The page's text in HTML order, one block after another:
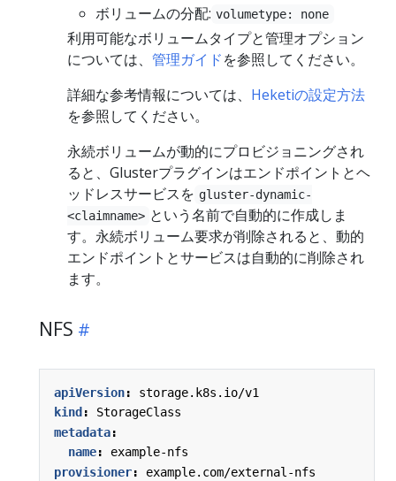
ボリュームの分配: volumetype: none
利用可能なボリュームタイプと管理オプション
については、 管理ガイドを参照してください。
詳細な参考情報については、 Heketiの設定方法
を参照してください。
永続ボリュームが動的にプロビジョニングされ
ると、Glusterプラグインはエンドポイントとヘ
ッドレスサービスを gluster-dynamic-
<claimname> という名前で自動的に作成しま
す。永続ボリューム要求が削除されると、動的
エンドポイントとサービスは自動的に削除され
ます。
NFS
apiVersion:
storage.k8s.io/v1
kind :
StorageClass
metadata:
name:
example-nfs
provisioner:
example.com/external-nfs